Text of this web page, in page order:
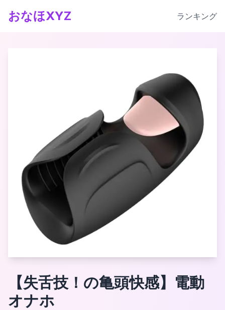
おなほXYZ ランキング
【失舌技！の亀頭快感】電動
オナホ